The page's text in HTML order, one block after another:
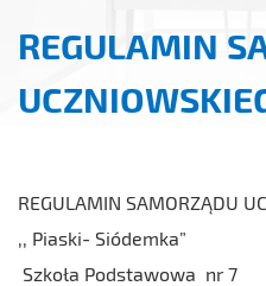
REGULAMIN
REGULAMIN SAMORZĄDU
,, Piaski- Siódemka”
Szkoła Podstawowa nr 7